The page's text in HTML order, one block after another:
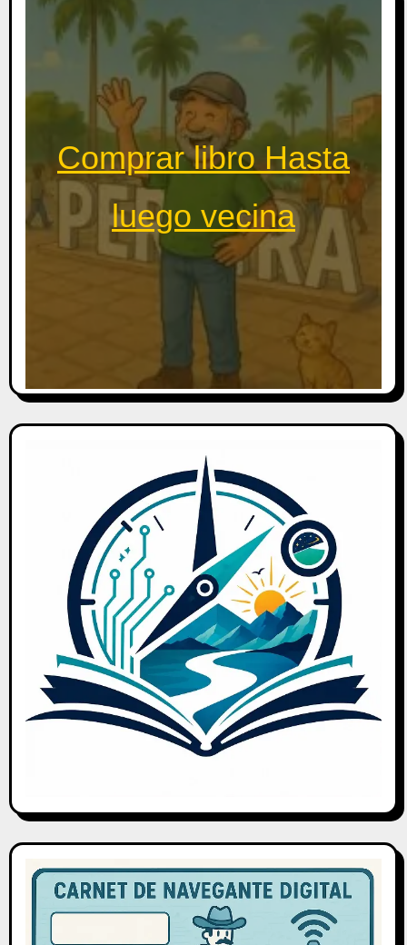
Comprar libro Hasta
luego vecina